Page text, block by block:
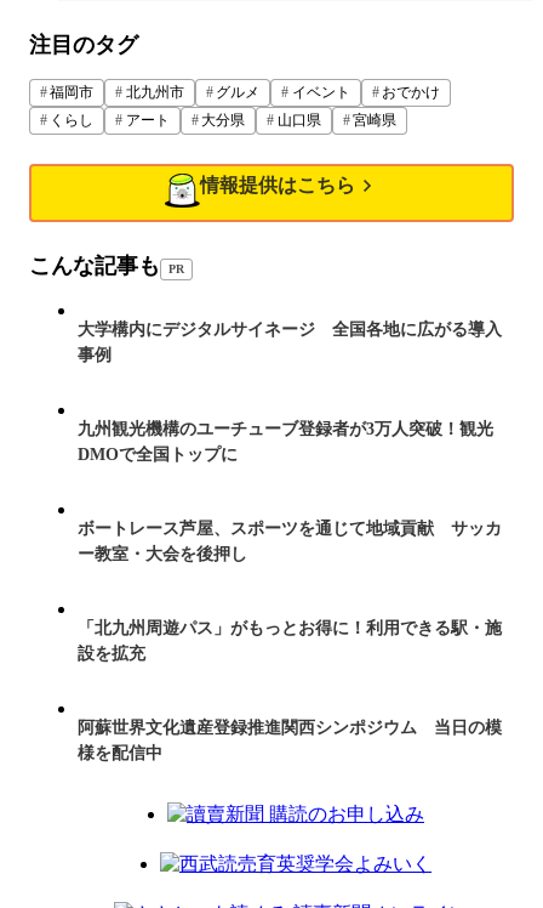
注目のタグ
福岡市 北九州市 グルメ イベント
おでかけ
くらし
アート 大分県 山口県 宮崎県
情報提供はこちら
こんな記事も PR
大学構内にデジタルサイネージ 全国各地に広がる導入
事例
九州観光機構のユーチューブ登録者が3万人突破！観光
DMOで全国トップに
ボートレース芦屋、スポーツを通じて地域貢献 サッカ
ー教室・大会を後押し
「北九州周遊パス」がもっとお得に！利用できる駅・施
設を拡充
阿蘇世界文化遺産登録推進関西シンポジウム 当日の模
様を配信中